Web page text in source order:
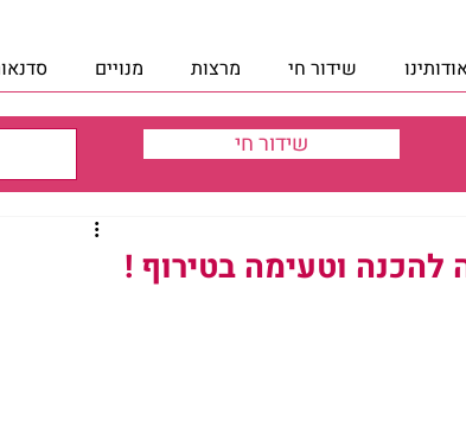
שידור חי מרצות מנויים
שידור חי
וטעימה בטירוף !‏